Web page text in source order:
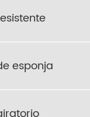
esponja